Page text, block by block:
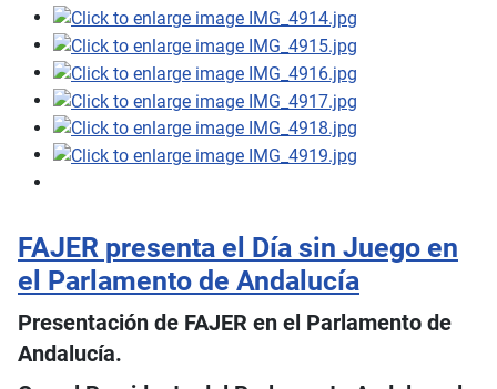
FAJER presenta el Día sin Juego en
el Parlamento de Andalucía
Presentación de FAJER en el Parlamento de
Andalucía.